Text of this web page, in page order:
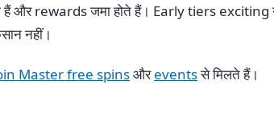
हैं और rewards जमा होते हैं। Early tiers
नहीं।
Master free spinsऔरeventsसे मिलते हैं।